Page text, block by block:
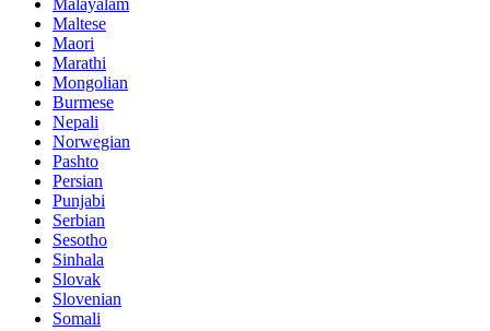
Malayalam
Maltese
Maori
Marathi
Mongolian
Burmese
Nepali
Norwegian
Pashto
Persian
Punjabi
Serbian
Sesotho
Sinhala
Slovak
Slovenian
Somali